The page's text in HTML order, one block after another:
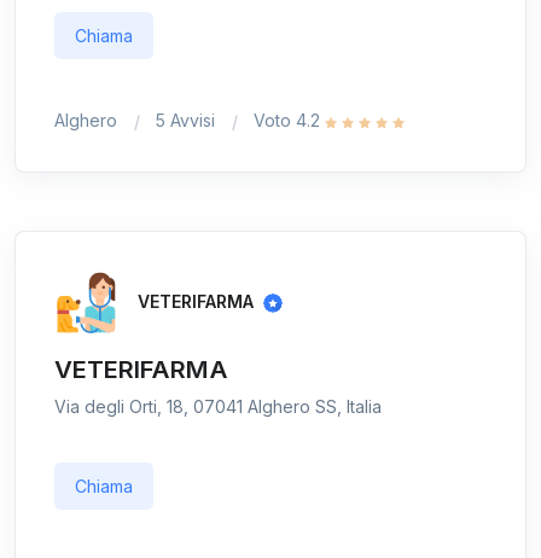
Chiama
Alghero 5 Avvisi Voto 4.2
VETERIFARMA
VETERIFARMA
Via degli Orti, 18, 07041 Alghero SS, Italia
Chiama